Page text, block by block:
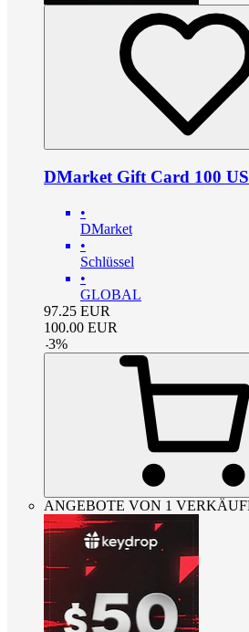
DMarket Gift Card 100
•
DMarket
•
Schlüssel
•
GLOBAL
97.25 EUR
100.00 EUR
-3%
ANGEBOTE VON 1